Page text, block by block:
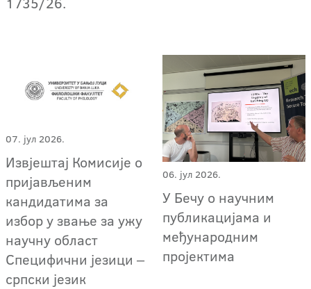
07. јул 2026.
Извјештај Комисије о
пријављеним
кандидатима за
избор у звање за ужу
научну област
Специфични језици ‒
српски језик
06. јул 2026.
У Бечу о научним
публикацијама и
међународним
пројектима